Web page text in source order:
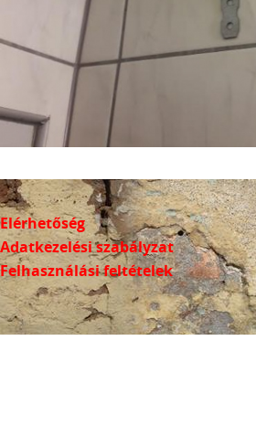
Elérhetőség
Adatkezelési szabályzat
Felhasználási feltételek